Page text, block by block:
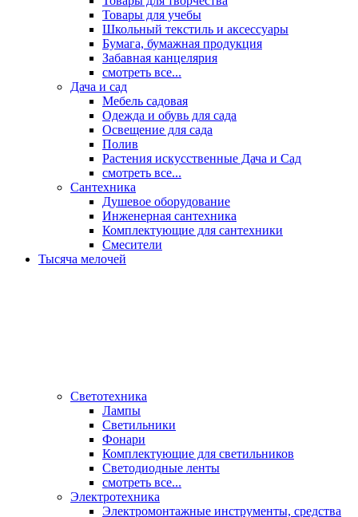
Товары для учебы
Школьный текстиль и аксессуары
Бумага, бумажная продукция
Забавная канцелярия
смотреть все...
Дача и сад
Мебель садовая
Одежда и обувь для сада
Освещение для сада
Полив
Растения искусственные Дача и Сад
смотреть все...
Сантехника
Душевое оборудование
Инженерная сантехника
Комплектующие для сантехники
Смесители
Тысяча мелочей
Светотехника
Лампы
Светильники
Фонари
Комплектующие для светильников
Светодиодные ленты
смотреть все...
Электротехника
Электромонтажные инструменты, средства